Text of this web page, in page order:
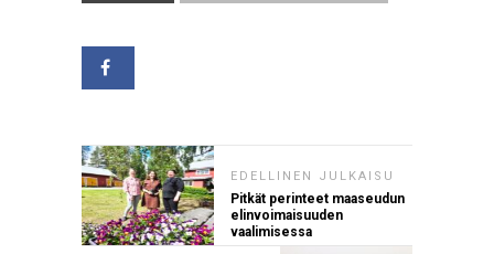
EDELLINEN JULKAISU
Pitkät perinteet maaseudun
elinvoimaisuuden
vaalimisessa